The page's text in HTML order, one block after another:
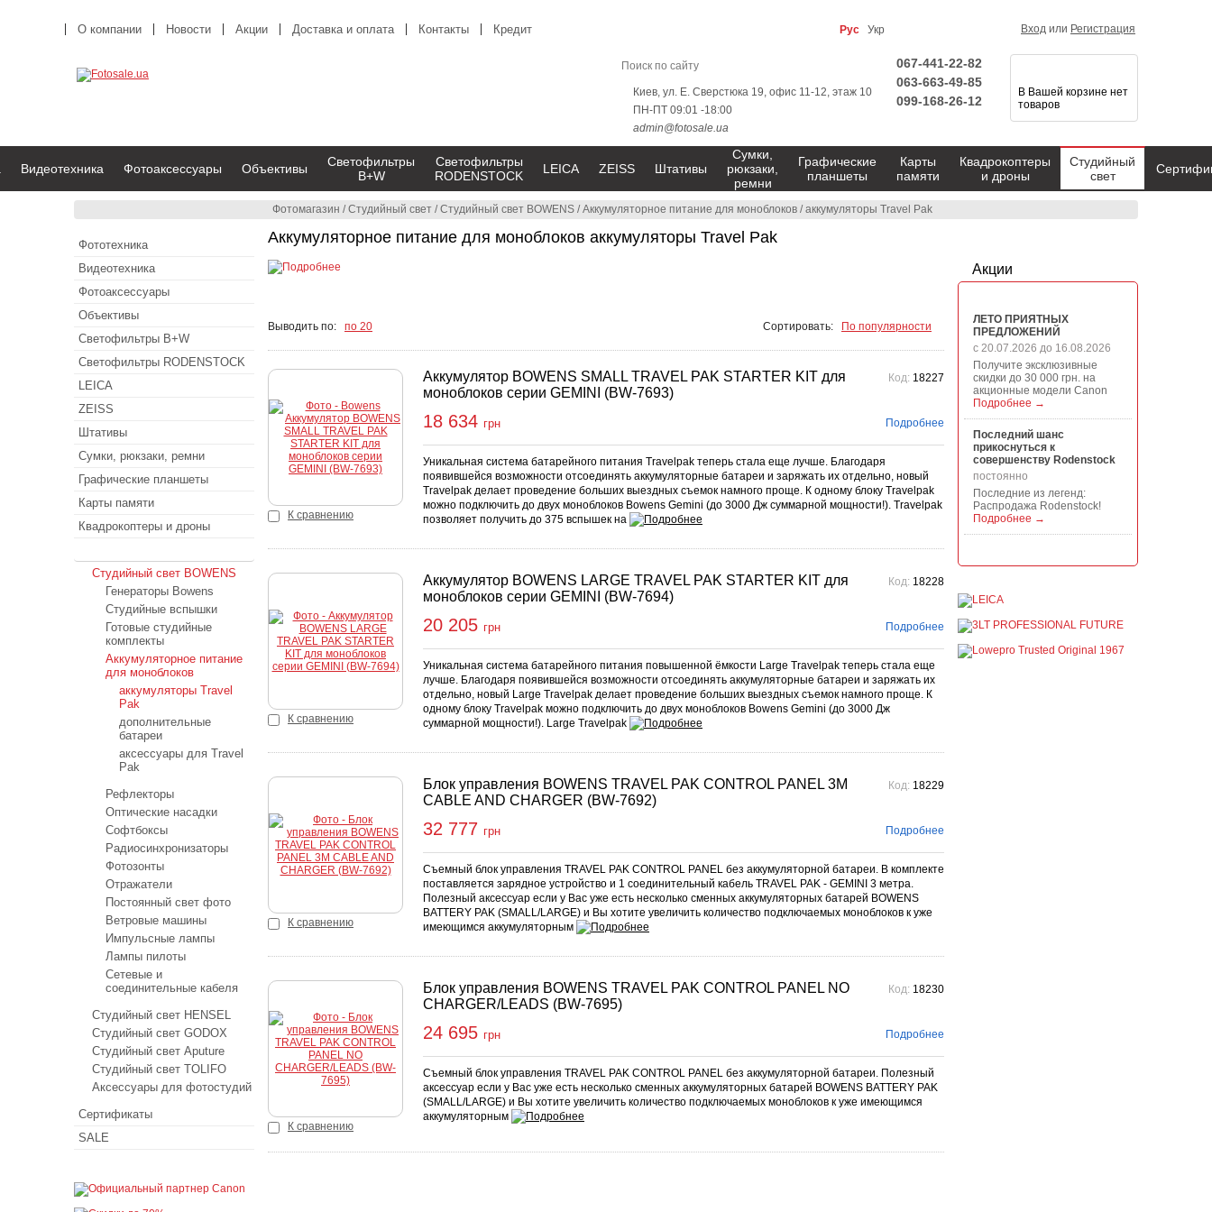
Фотомагазин /Студийный свет /Студийный свет BOWENS /Аккумуляторное питание для моноблоков /аккумуляторы Travel Pak
Аккумуляторное питание для моноблоков аккумуляторы Travel Pak
Выводить по: по 20 Сортировать: По популярности
К сравнению
Аккумулятор BOWENS SMALL TRAVEL PAK STARTER KIT для
моноблоков серии GEMINI (BW-7693)
Код: 18227
18 634 грн
Купить Подробнее
Уникальная система батарейного питания Travelpak теперь стала еще лучше. Благодаря
появившейся возможности отсоединять аккумуляторные батареи и заряжать их отдельно, новый
Travelpak делает проведение больших выездных съемок намного проще. К одному блоку Travelpak
можно подключить до двух моноблоков Bowens Gemini (до 3000 Дж суммарной мощности!). Travelpak
позволяет получить до 375 вспышек на
К сравнению
Аккумулятор BOWENS LARGE TRAVEL PAK STARTER KIT для
моноблоков серии GEMINI (BW-7694)
Код: 18228
20 205 грн
Купить Подробнее
Уникальная система батарейного питания повышенной ёмкости Large Travelpak теперь стала еще
лучше. Благодаря появившейся возможности отсоединять аккумуляторные батареи и заряжать их
отдельно, новый Large Travelpak делает проведение больших выездных съемок намного проще. К
одному блоку Travelpak можно подключить до двух моноблоков Bowens Gemini (до 3000 Дж
суммарной мощности!). Large Travelpak
К сравнению
Блок управления BOWENS TRAVEL PAK CONTROL PANEL 3M
CABLE AND CHARGER (BW-7692)
Код: 18229
32 777 грн
Купить Подробнее
Съемный блок управления TRAVEL PAK CONTROL PANEL без аккумуляторной батареи. В комплекте
поставляется зарядное устройство и 1 соединительный кабель TRAVEL PAK - GEMINI 3 метра.
Полезный аксессуар если у Вас уже есть несколько сменных аккумуляторных батарей BOWENS
BATTERY PAK (SMALL/LARGE) и Вы хотите увеличить количество подключаемых моноблоков к уже
имеющимся аккумуляторным
К сравнению
Блок управления BOWENS TRAVEL PAK CONTROL PANEL NO
CHARGER/LEADS (BW-7695)
Код: 18230
24 695 грн
Купить Подробнее
Съемный блок управления TRAVEL PAK CONTROL PANEL без аккумуляторной батареи. Полезный
аксессуар если у Вас уже есть несколько сменных аккумуляторных батарей BOWENS BATTERY PAK
(SMALL/LARGE) и Вы хотите увеличить количество подключаемых моноблоков к уже имеющимся
аккумуляторным
Акции
ЛЕТО ПРИЯТНЫХ
ПРЕДЛОЖЕНИЙ
с 20.07.2026 до 16.08.2026
Получите эксклюзивные
скидки до 30 000 грн. на
акционные модели Canon
Подробнее →
Последний шанс
прикоснуться к
совершенству Rodenstock
постоянно
Последние из легенд:
Распродажа Rodenstock!
Подробнее →
Manfrotto, National
продукции Manfrotto, National
гарантиров...
Подробнее →
О компании Новости Акции Доставка и оплата Контакты Кредит Рус Укр Вход или Регистрация
Киев, ул. Е. Сверстюка 19, офис 11-12, этаж 10
ПН-ПТ 09:01 -18:00
admin@fotosale.ua
067-441-22-82
063-663-49-85
099-168-26-12
В Вашей корзине нет
товаров
Видеотехника Фотоаксессуары Объективы
Светофильтры
B+W
Светофильтры
RODENSTOCK
LEICA ZEISS Штативы
Сумки,
рюкзаки,
ремни
Графические
планшеты
Карты
памяти
Квадрокоптеры
и дроны
Студийный
свет
Фототехника
Видеотехника
Фотоаксессуары
Объективы
Светофильтры B+W
Светофильтры RODENSTOCK
LEICA
ZEISS
Штативы
Сумки, рюкзаки, ремни
Графические планшеты
Карты памяти
Квадрокоптеры и дроны
Студийный свет BOWENS
Генераторы Bowens
Студийные вспышки
Готовые студийные
комплекты
Аккумуляторное питание
для моноблоков
аккумуляторы Travel
Pak
дополнительные
батареи
аксессуары для Travel
Pak
Рефлекторы
Оптические насадки
Софтбоксы
Радиосинхронизаторы
Фотозонты
Отражатели
Постоянный свет фото
Ветровые машины
Импульсные лампы
Лампы пилоты
Сетевые и
соединительные кабеля
Студийный свет HENSEL
Студийный свет GODOX
Студийный свет Aputure
Студийный свет TOLIFO
Аксессуары для фотостудий
Сертификаты
SALE